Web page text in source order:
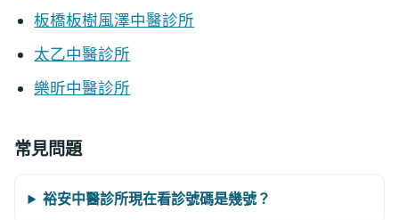
板橋板樹風澤中醫診所
太乙中醫診所
樂昕中醫診所
常見問題
裕安中醫診所現在看診號碼是幾號？